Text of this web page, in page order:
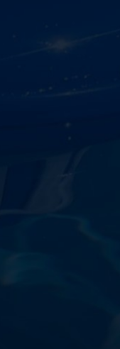
zdokonaľovaním
vlastnej
na najlepších
najvyššiu
a bezpečnosťou.
kontrolami a